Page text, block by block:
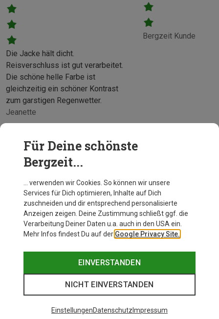
Jeanette
Die Jacke hält dicht.
Reisverschluss ist gut verarbeitet.
Die schöne helle Farbe ist
gleichzeitig ein schöner Kontrast
zum garstigen Regenwetter.
Bergzeit Kunde
Für Deine schönste
Bergzeit...
… verwenden wir Cookies. So können wir unsere
Services für Dich optimieren, Inhalte auf Dich
zuschneiden und dir entsprechend personalisierte
Anzeigen zeigen. Deine Zustimmung schließt ggf. die
Verarbeitung Deiner Daten u.a. auch in den USA ein.
Mehr Infos findest Du auf der Google Privacy Site.
EINVERSTANDEN
NICHT EINVERSTANDEN
EinstellungenDatenschutz Impressum